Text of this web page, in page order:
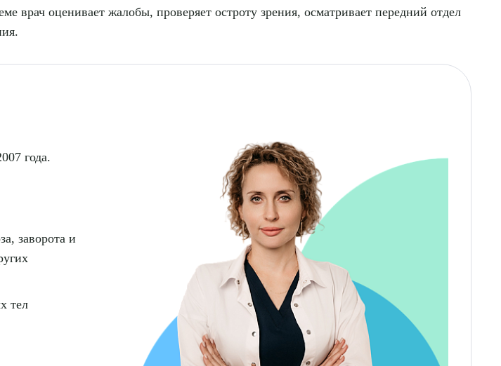
врач оценивает жалобы, проверяет остроту зрения, осматривает передний отдел
года.
заворота и
тел